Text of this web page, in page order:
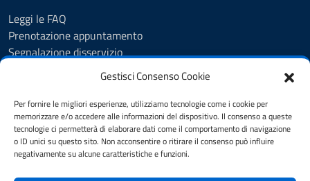
Gestisci Consenso Cookie
Per fornire le migliori esperienze, utilizziamo tecnologie come i cookie per
memorizzare e/o accedere alle informazioni del dispositivo. Il consenso a queste
tecnologie ci permetterà di elaborare dati come il comportamento di navigazione
o ID unici su questo sito. Non acconsentire o ritirare il consenso può influire
negativamente su alcune caratteristiche e funzioni.
Leggi le FAQ
Prenotazione appuntamento
Segnalazione disservizio
Richiesta assistenza
MyPA - Portale Cittadino Veneto
Richiesta di patrocinio comunale Sospirolo
Amministrazione trasparente
Albo Pretorio
Cookie Policy